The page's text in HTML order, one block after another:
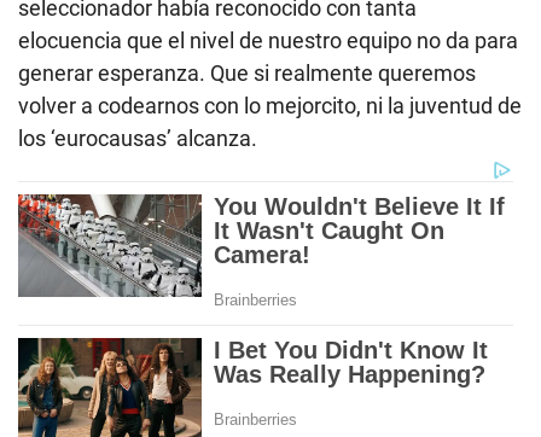
seleccionador había reconocido con tanta
elocuencia que el nivel de nuestro equipo no da para
generar esperanza. Que si realmente queremos
volver a codearnos con lo mejorcito, ni la juventud de
los ‘eurocausas’ alcanza.